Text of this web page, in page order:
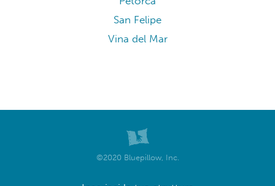
San Felipe
Vina del Mar
©2020 Bluepillow, Inc.